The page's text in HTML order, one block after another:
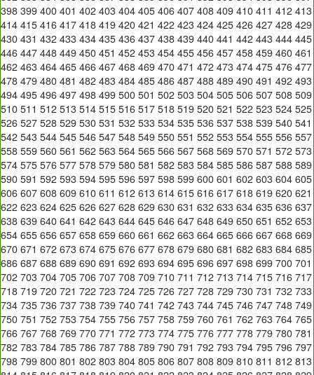
398 399 400 401 402 403 404 405 406 407 408 409 410 411 412 413
414 415 416 417 418 419 420 421 422 423 424 425 426 427 428 429
430 431 432 433 434 435 436 437 438 439 440 441 442 443 444 445
446 447 448 449 450 451 452 453 454 455 456 457 458 459 460 461
462 463 464 465 466 467 468 469 470 471 472 473 474 475 476 477
478 479 480 481 482 483 484 485 486 487 488 489 490 491 492 493
494 495 496 497 498 499 500 501 502 503 504 505 506 507 508 509
510 511 512 513 514 515 516 517 518 519 520 521 522 523 524 525
526 527 528 529 530 531 532 533 534 535 536 537 538 539 540 541
542 543 544 545 546 547 548 549 550 551 552 553 554 555 556 557
558 559 560 561 562 563 564 565 566 567 568 569 570 571 572 573
574 575 576 577 578 579 580 581 582 583 584 585 586 587 588 589
590 591 592 593 594 595 596 597 598 599 600 601 602 603 604 605
606 607 608 609 610 611 612 613 614 615 616 617 618 619 620 621
622 623 624 625 626 627 628 629 630 631 632 633 634 635 636 637
638 639 640 641 642 643 644 645 646 647 648 649 650 651 652 653
654 655 656 657 658 659 660 661 662 663 664 665 666 667 668 669
670 671 672 673 674 675 676 677 678 679 680 681 682 683 684 685
686 687 688 689 690 691 692 693 694 695 696 697 698 699 700 701
702 703 704 705 706 707 708 709 710 711 712 713 714 715 716 717
718 719 720 721 722 723 724 725 726 727 728 729 730 731 732 733
734 735 736 737 738 739 740 741 742 743 744 745 746 747 748 749
750 751 752 753 754 755 756 757 758 759 760 761 762 763 764 765
766 767 768 769 770 771 772 773 774 775 776 777 778 779 780 781
782 783 784 785 786 787 788 789 790 791 792 793 794 795 796 797
798 799 800 801 802 803 804 805 806 807 808 809 810 811 812 813